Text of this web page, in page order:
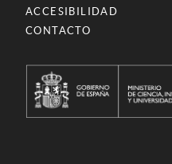
ACCESIBILIDAD
CONTACTO